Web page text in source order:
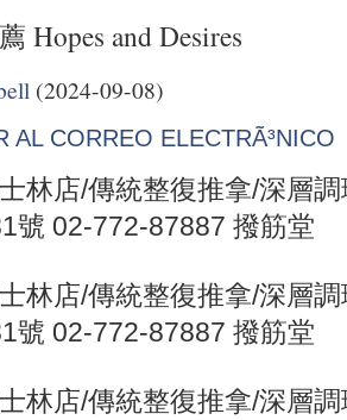
Hopes and Desires
(2024-09-08)
AL CORREO ELECTRÃ³NICO
林店/傳統整復推拿/深層
號 02-772-87887 撥筋堂
林店/傳統整復推拿/深層
號 02-772-87887 撥筋堂
林店/傳統整復推拿/深層